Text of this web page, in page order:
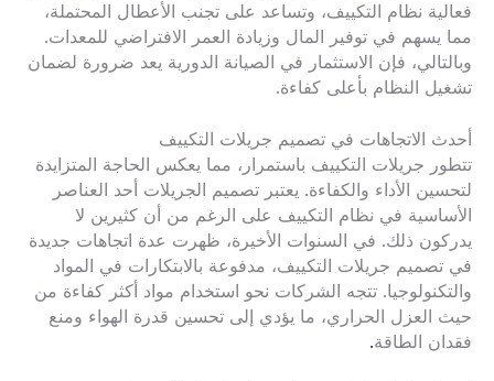
فعالية نظام التكييف، وتساعد على تجنب الأعطال المحتملة،
مما يسهم في توفير المال وزيادة العمر الافتراضي للمعدات.
وبالتالي، فإن الاستثمار في الصيانة الدورية يعد ضرورة لضمان
تشغيل النظام بأعلى كفاءة.
أحدث الاتجاهات في تصميم جريلات التكييف
تتطور جريلات التكييف باستمرار، مما يعكس الحاجة المتزايدة
لتحسين الأداء والكفاءة. يعتبر تصميم الجريلات أحد العناصر
الأساسية في نظام التكييف على الرغم من أن كثيرين لا
يدركون ذلك. في السنوات الأخيرة، ظهرت عدة اتجاهات جديدة
في تصميم جريلات التكييف، مدفوعة بالابتكارات في المواد
والتكنولوجيا. تتجه الشركات نحو استخدام مواد أكثر كفاءة من
حيث العزل الحراري، ما يؤدي إلى تحسين قدرة الهواء ومنع
فقدان الطاقة.